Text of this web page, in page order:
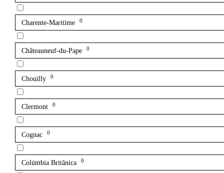
Charente-Maritime 0
Châteauneuf-du-Pape 0
Chouilly 0
Clermont 0
Cognac 0
Colúmbia Britânica 0